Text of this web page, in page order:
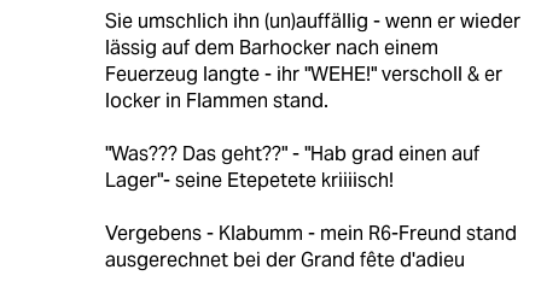
Sie umschlich ihn (un)auffällig - wenn er wieder
lässig auf dem Barhocker nach einem
Feuerzeug langte - ihr "WEHE!" verscholl & er
locker in Flammen stand.
"Was??? Das geht??" - "Hab grad einen auf
Lager"- seine Etepetete kriiiisch!
Vergebens - Klabumm - mein R6-Freund stand
ausgerechnet bei der Grand fête d'adieu